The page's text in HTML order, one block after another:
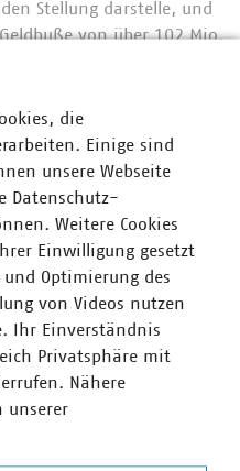
Stellung darstelle, und
von über 102 Mio.
EuGH um
die
Einige sind
unsere Webseite
Datenschutz-
Weitere Cookies
Einwilligung gesetzt
Optimierung des
von Videos nutzen
Ihr Einverständnis
Privatsphäre mit
Nähere
unserer